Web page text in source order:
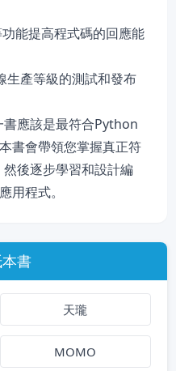
能提高程式碼的回應能
生產等級的測試和發布
書應該是最符合Python
書會帶領您掌握真正符
後逐步學習和設計編
用程式。
書
天瓏
MOMO